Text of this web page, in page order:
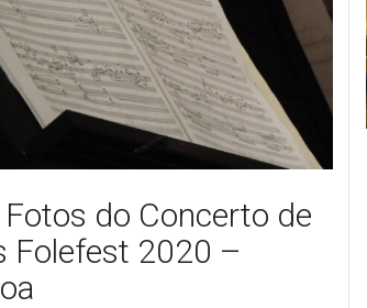
Fotos do Concerto de
Folefest 2020 –